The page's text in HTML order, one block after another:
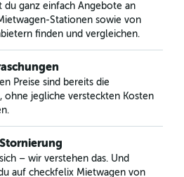
Lyon
du ganz einfach Angebote an
Stationen sowie von
finden und vergleichen.
Preise sind bereits die
ohne jegliche versteckten Kosten
– wir verstehen das. Und
auf checkfelix Mietwagen von